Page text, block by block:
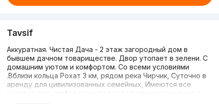
Tavsif
Аккуратная. Чистая Дача - 2 этаж загородный дом в
бывшем дачном товариществе. Двор утопает в зелени. С
домашним уютом и комфортом. Со всеми условиями
.Вблизи кольца Рохат 3 км, рядом река Чирчик, Суточно в
аренду для цивилизованных семейных, Имеются все
условия для комфортного отдыха на свежем воздухе и